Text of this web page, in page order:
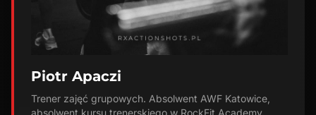
Piotr Apaczi
Trener zajęć grupowych. Absolwent AWF Katowice,
absolwent kursu trenerskiego w RockFit Academy.